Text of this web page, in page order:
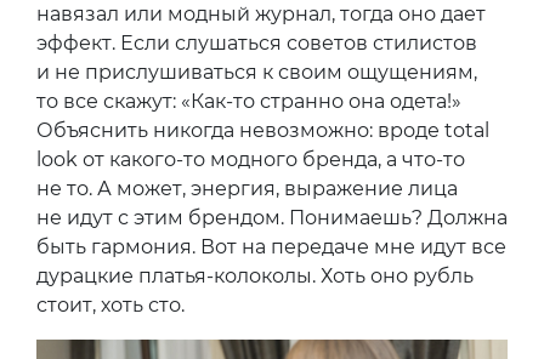
навязал или модный журнал, тогда оно дает
эффект. Если слушаться советов стилистов
и не прислушиваться к своим ощущениям,
то все скажут: «Как-то странно она одета!»
Объяснить никогда невозможно: вроде total
look от какого-то модного бренда, а что-то
не то. А может, энергия, выражение лица
не идут с этим брендом. Понимаешь? Должна
быть гармония. Вот на передаче мне идут все
дурацкие платья-колоколы. Хоть оно рубль
стоит, хоть сто.